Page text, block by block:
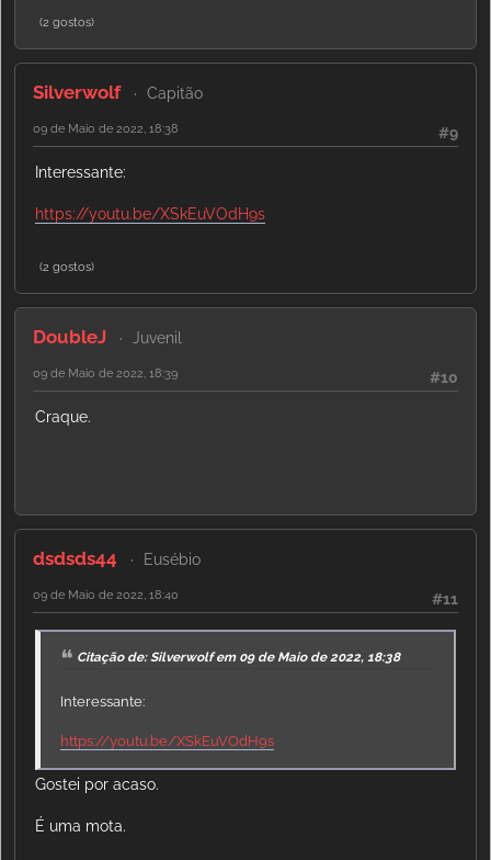
(2 gostos)
Silverwolf Capitão
#9
09 de Maio de 2022, 18:38
Interessante:
https://youtu.be/XSkEuVOdH9s
(2 gostos)
DoubleJ Juvenil
#10
09 de Maio de 2022, 18:39
Craque.
dsdsds44 Eusébio
#11
09 de Maio de 2022, 18:40
Citação de: Silverwolf em 09 de Maio de 2022, 18:38
Interessante:
https://youtu.be/XSkEuVOdH9s
Gostei por acaso.
É uma mota.